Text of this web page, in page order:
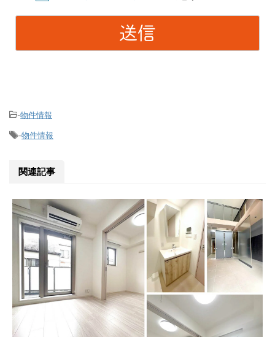
-物件情報
-物件情報
関連記事